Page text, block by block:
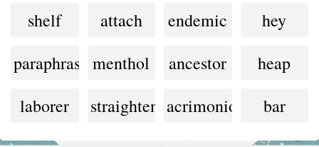
shelf
attach endemic
hey
paraphrase
menthol ancestor
heap
laborer
straighten acrimonious bar